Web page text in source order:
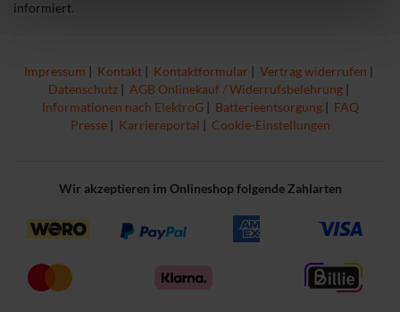
informiert.
Impressum | Kontakt | Kontaktformular | Vertrag widerrufen |
Datenschutz | AGB Onlinekauf / Widerrufsbelehrung |
Informationen nach ElektroG| Batterieentsorgung| FAQ
Presse| Karriereportal | Cookie-Einstellungen
Wir akzeptieren im Onlineshop folgende Zahlarten